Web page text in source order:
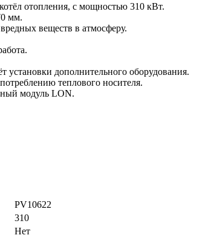
отопления, с мощностью 310 кВт.
мм.
веществ в атмосферу.
установки дополнительного оборудования.
теплового носителя.
модуль LON.
PV10622
310
Нет